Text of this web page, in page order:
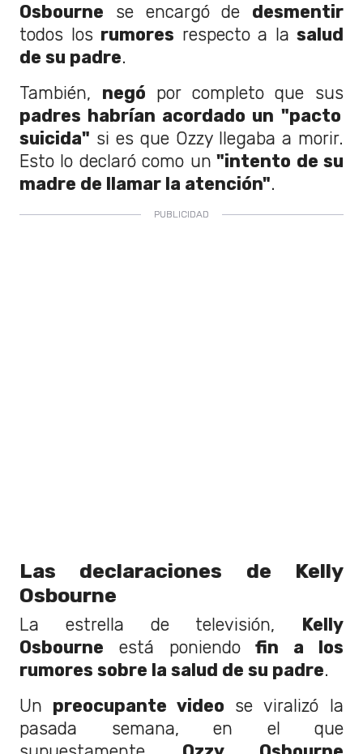
Osbourne se encargó de desmentir
todos los rumores respecto a la salud
de su padre.
También, negó por completo que sus
padres habrían acordado un "pacto
suicida" si es que Ozzy llegaba a morir.
Esto lo declaró como un "intento de su
madre de llamar la atención".
Las declaraciones de Kelly
Osbourne
La estrella de televisión, Kelly
Osbourne está poniendofin a los
rumores sobre la salud de su padre.
Un preocupante video se viralizó la
pasada semana, en el que